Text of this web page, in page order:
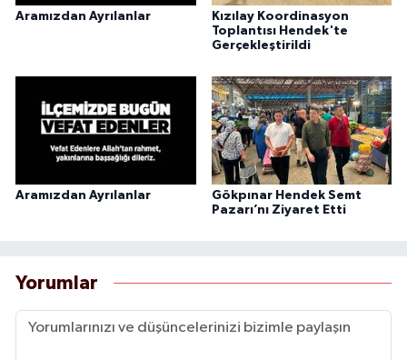
Aramızdan Ayrılanlar
Kızılay Koordinasyon
Toplantısı Hendek'te
Gerçekleştirildi
Aramızdan Ayrılanlar
Gökpınar Hendek Semt
Pazarı’nı Ziyaret Etti
Yorumlar